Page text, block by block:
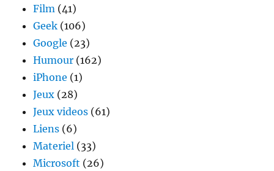
Film (41)
Geek (106)
Google (23)
Humour (162)
iPhone (1)
Jeux (28)
Jeux videos (61)
Liens (6)
Materiel (33)
Microsoft (26)